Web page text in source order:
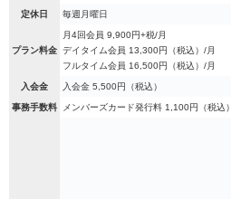
定休日 毎週月曜日
プラン料金
月4回会員 9,900円+税/月
デイタイム会員 13,300円（税込）/月
フルタイム会員 16,500円（税込）/月
入会金 入会金 5,500円（税込）
事務手数料 メンバーズカード発行料 1,100円（税込）